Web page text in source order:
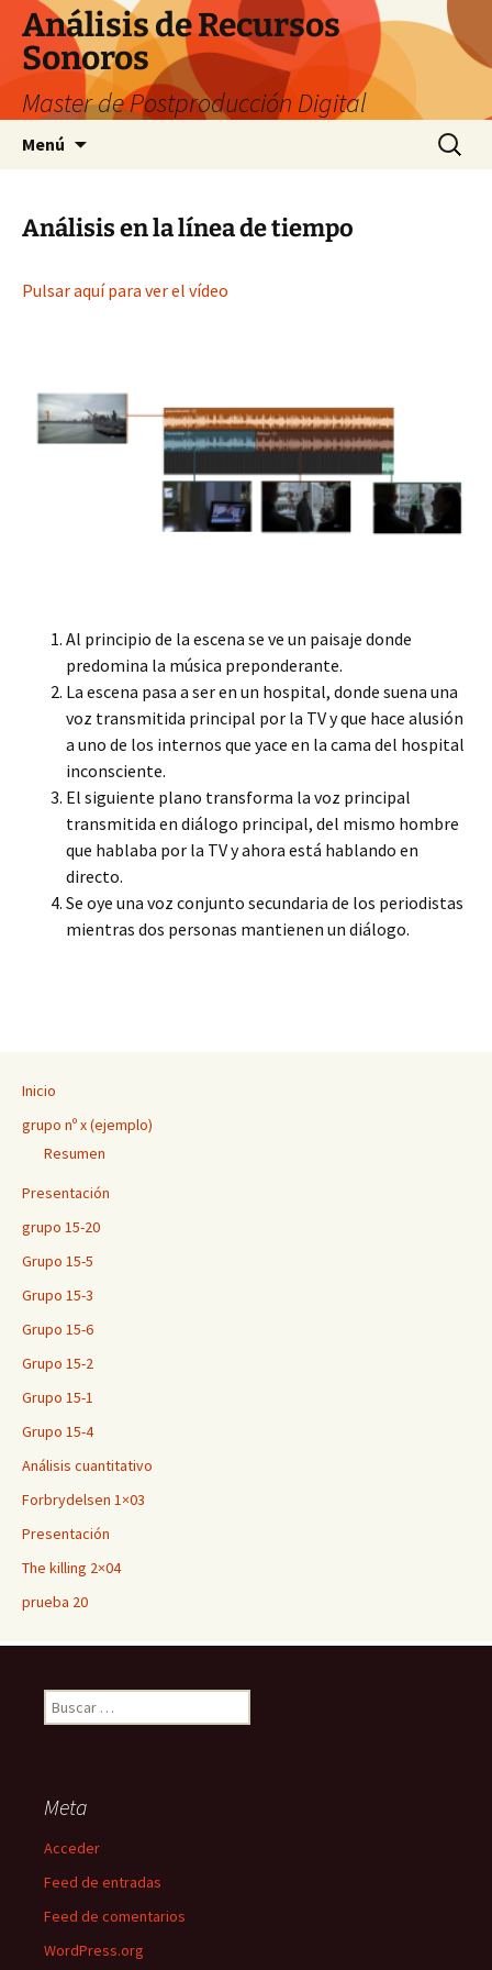
Saltar
contenido
Análisis de Recursos
Sonoros
Master de Postproducción Digital
Menú Buscar:
Análisis en la línea de tiempo
Pulsar aquí para ver el vídeo
Al principio de la escena se ve un paisaje donde
predomina la música preponderante.
La escena pasa a ser en un hospital, donde suena una
voz transmitida principal por la TV y que hace alusión
a uno de los internos que yace en la cama del hospital
inconsciente.
El siguiente plano transforma la voz principal
transmitida en diálogo principal, del mismo hombre
que hablaba por la TV y ahora está hablando en
directo.
Se oye una voz conjunto secundaria de los periodistas
mientras dos personas mantienen un diálogo.
Inicio
grupo nº x (ejemplo)
Resumen
Presentación
grupo 15-20
Grupo 15-5
Grupo 15-3
Grupo 15-6
Grupo 15-2
Grupo 15-1
Grupo 15-4
Análisis cuantitativo
Forbrydelsen 1×03
Presentación
The killing 2×04
prueba 20
Buscar:
Meta
Acceder
Feed de entradas
Feed de comentarios
WordPress.org